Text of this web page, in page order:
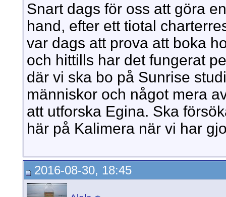
Snart dags för oss att göra
hand, efter ett tiotal
var dags att prova att boka
och hittills har det fungerat
där vi ska bo på Sunrise
människor och något mera
att utforska Egina. Ska
här på Kalimera när vi har
2016-08-30, 18:45